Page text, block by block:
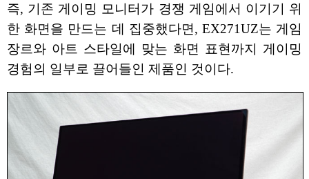
즉, 기존 게이밍 모니터가 경쟁 게임에서 이기기 위
한 화면을 만드는 데 집중했다면, EX271UZ는 게임
장르와 아트 스타일에 맞는 화면 표현까지 게이밍
경험의 일부로 끌어들인 제품인 것이다.